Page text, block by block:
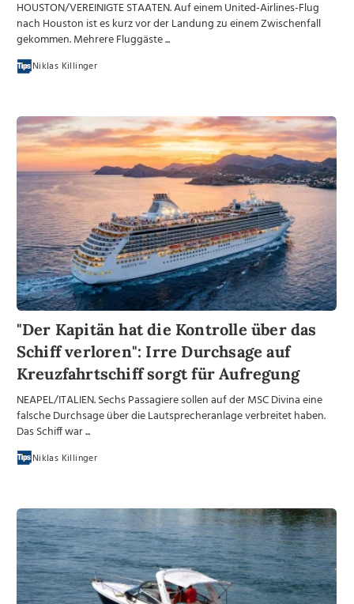
HOUSTON/VEREINIGTE STAATEN. Auf einem United-Airlines-Flug
nach Houston ist es kurz vor der Landung zu einem Zwischenfall
gekommen. Mehrere Fluggäste ...
Niklas Killinger
"Der Kapitän hat die Kontrolle über das
Schiff verloren": Irre Durchsage auf
Kreuzfahrtschiff sorgt für Aufregung
NEAPEL/ITALIEN. Sechs Passagiere sollen auf der MSC Divina eine
falsche Durchsage über die Lautsprecheranlage verbreitet haben.
Das Schiff war ...
Niklas Killinger